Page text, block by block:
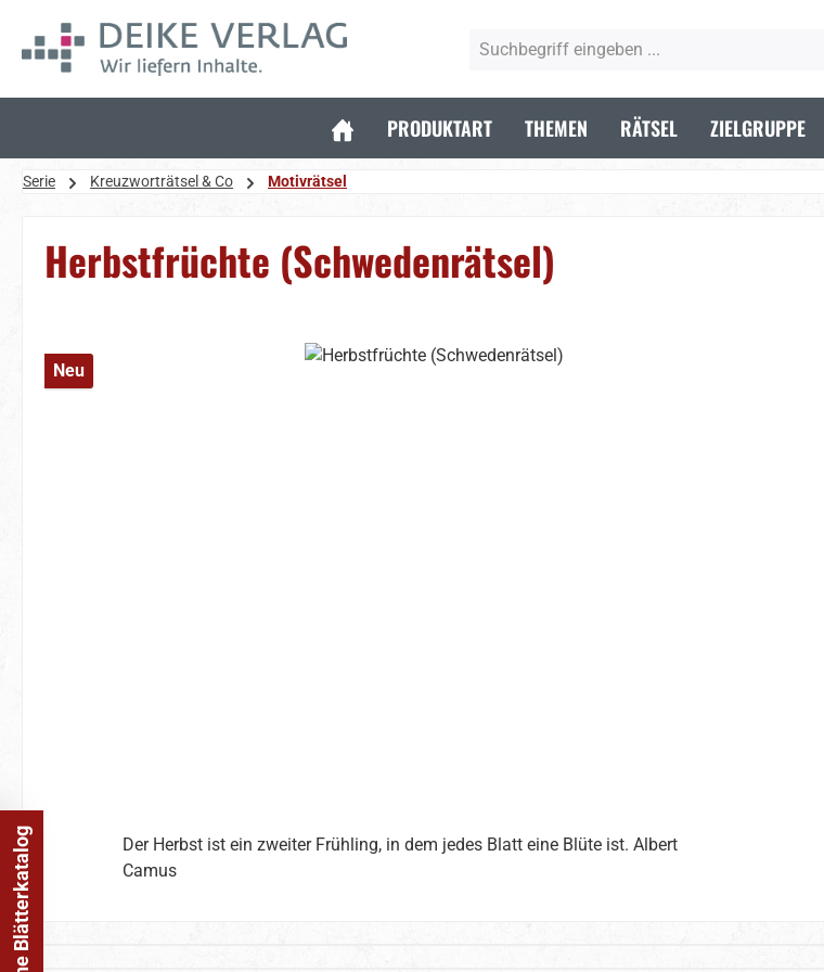
Hauptinhalt springen
Zur Suche springen
Zur Hauptnavigation springen
PRODUKTART THEMEN RÄTSEL ZIELGRUPPE
Serie Kreuzworträtsel & Co Motivrätsel
Herbstfrüchte (Schwedenrätsel)
Bildergalerie überspringen
Neu
Der Herbst ist ein zweiter Frühling, in dem jedes Blatt eine Blüte ist. Albert
Camus
Online Blätterkatalog